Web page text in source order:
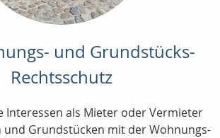
und Grundstücks-
Rechtsschutz
Interessen als Mieter oder Vermieter
und Grundstücken mit der Wohnungs-